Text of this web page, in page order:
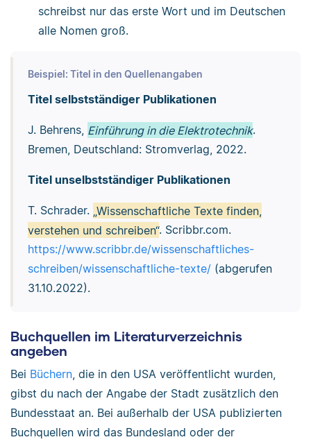
schreibst nur das erste Wort und im Deutschen
alle Nomen groß.
Beispiel: Titel in den Quellenangaben
Titel selbstständiger Publikationen
J. Behrens, Einführung in die Elektrotechnik.
Bremen, Deutschland: Stromverlag, 2022.
Titel unselbstständiger Publikationen
T. Schrader. „Wissenschaftliche Texte finden,
verstehen und schreiben“. Scribbr.com.
https://www.scribbr.de/wissenschaftliches-
schreiben/wissenschaftliche-texte/(abgerufen
31.10.2022).
Buchquellen im Literaturverzeichnis
angeben
Bei Büchern, die in den USA veröffentlicht wurden,
gibst du nach der Angabe der Stadt zusätzlich den
Bundesstaat an. Bei außerhalb der USA publizierten
Buchquellen wird das Bundesland oder der